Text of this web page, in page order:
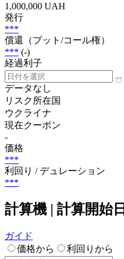
1,000,000 UAH
発行
***
償還（プット/コール権）
*** (-)
経過利子
データなし
リスク所在国
ウクライナ
現在クーポン
-
価格
***
利回り / デュレーション
***
計算機 | 計算開始日
ガイド
価格から
利回りから